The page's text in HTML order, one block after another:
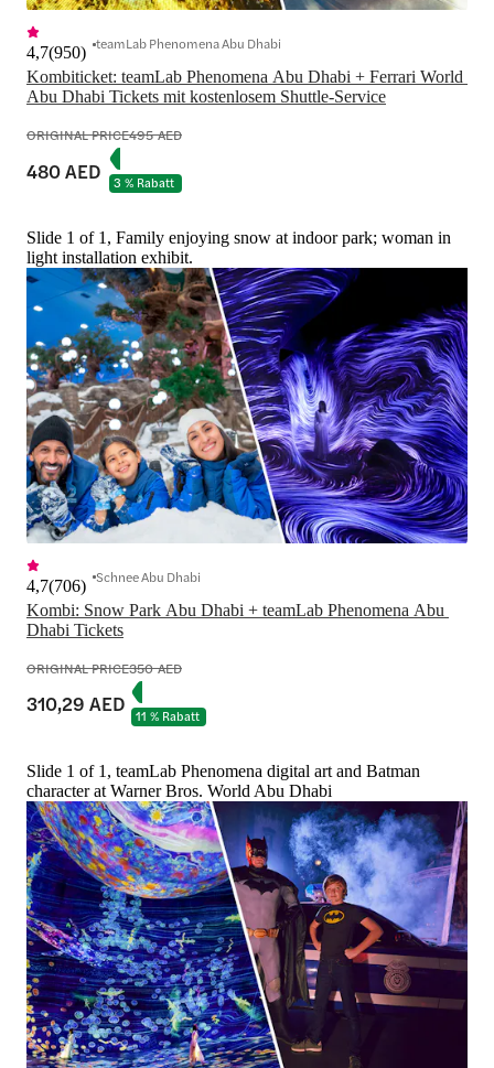
Kombiticket: teamLab Phenomena Abu Dhabi + Ferrari World
4,7(950) teamLab Phenomena Abu Dhabi
ORIGINAL PRICE495 AED
480 AED 3 % Rabatt
Slide 1 of 1, Family enjoying snow at indoor park; woman in
light installation exhibit.
Kombi: Snow Park Abu Dhabi + teamLab Phenomena Abu
Dhabi Tickets
4,7(706) Schnee Abu Dhabi
ORIGINAL PRICE350 AED
310,29 AED 11 % Rabatt
Slide 1 of 1, teamLab Phenomena digital art and Batman
character at Warner Bros. World Abu Dhabi